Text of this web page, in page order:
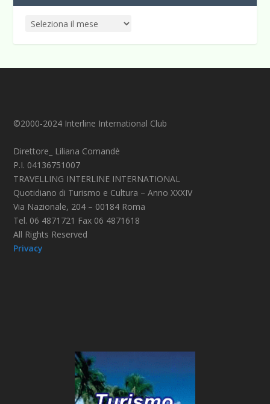
©2000-2024 Interline International Club
Direttore_ Liliana Comandè
P.I. 04136751007
TRAVELLING INTERLINE INTERNATIONAL
Quotidiano di Turismo e Cultura – Anno XXXIV
Via Nazionale, 204 – 00184 Roma
Tel. 06 4871721 Fax 06 4871618
All Rights Reserved
Privacy